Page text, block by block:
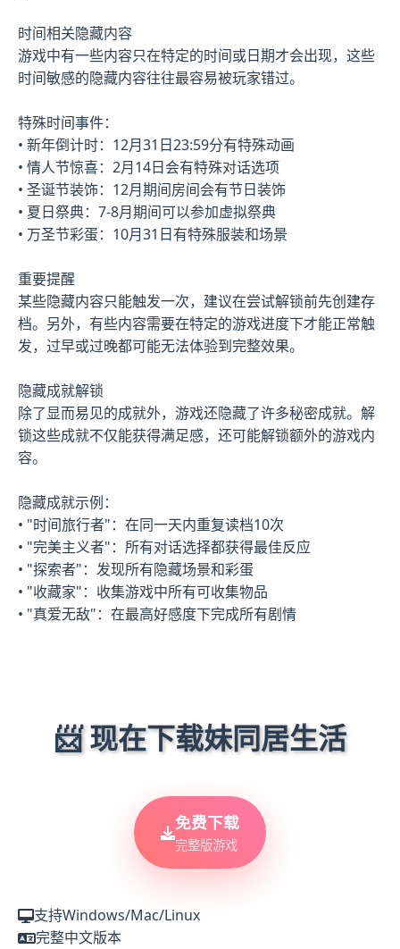
时间相关隐藏内容
游戏中有一些内容只在特定的时间或日期才会出现，这些
时间敏感的隐藏内容往往最容易被玩家错过。
特殊时间事件：
• 新年倒计时：12月31日23:59分有特殊动画
• 情人节惊喜：2月14日会有特殊对话选项
• 圣诞节装饰：12月期间房间会有节日装饰
• 夏日祭典：7-8月期间可以参加虚拟祭典
• 万圣节彩蛋：10月31日有特殊服装和场景
重要提醒
某些隐藏内容只能触发一次，建议在尝试解锁前先创建存
档。另外，有些内容需要在特定的游戏进度下才能正常触
发，过早或过晚都可能无法体验到完整效果。
隐藏成就解锁
除了显而易见的成就外，游戏还隐藏了许多秘密成就。解
锁这些成就不仅能获得满足感，还可能解锁额外的游戏内
容。
隐藏成就示例：
• "时间旅行者"：在同一天内重复读档10次
• "完美主义者"：所有对话选择都获得最佳反应
• "探索者"：发现所有隐藏场景和彩蛋
• "收藏家"：收集游戏中所有可收集物品
• "真爱无敌"：在最高好感度下完成所有剧情
📨 现在下载妹同居生活
免费下载
完整版游戏
支持Windows/Mac/Linux
完整中文版本